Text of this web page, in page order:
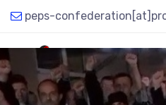
peps-